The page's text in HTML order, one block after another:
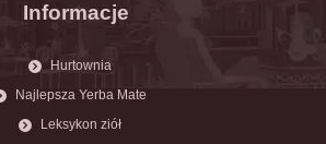
Informacje
Hurtownia
Najlepsza Yerba Mate
Leksykon ziół